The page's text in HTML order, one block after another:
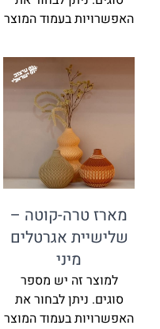
האפשרויות בעמוד המוצר
מארז טרה-קוטה –
שלישיית אגרטלים
מיני
למוצר זה יש מספר
סוגים. ניתן לבחור את
האפשרויות בעמוד המוצר